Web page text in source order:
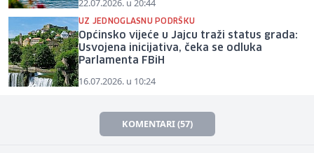
UZ JEDNOGLASNU PODRŠKU
Općinsko vijeće u Jajcu traži status grada:
Usvojena inicijativa, čeka se odluka
Parlamenta FBiH
16.07.2026. u 10:24
KOMENTARI (57)